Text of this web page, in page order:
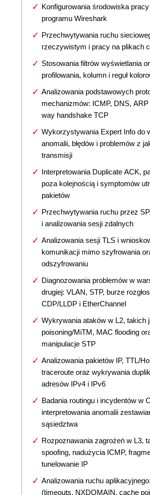
Konfigurowania środowiska
programu Wireshark
Przechwytywania ruchu
rzeczywistym i pracy na plikach
Stosowania filtrów wyświetlania
profilowania, kolumn i reguł
Analizowania podstawowych
mechanizmów: ICMP, DNS,
way handshake TCP
Wykorzystywania Expert Info do
anomalii, błędów i problemów z
transmisji
Interpretowania Duplicate ACK,
poza kolejnością i symptomów
pakietów
Przechwytywania ruchu przez
i analizowania sesji zdalnych
Analizowania sesji TLS i
komunikacji mimo szyfrowania
odszyfrowaniu
Diagnozowania problemów w
drugiej: VLAN, STP, burze
CDP/LLDP i EtherChannel
Wykrywania ataków w L2, takich
poisoning/MiTM, MAC flooding
manipulacje STP
Analizowania pakietów IP, TTL/
traceroute oraz wykrywania
adresów IPv4 i IPv6
Badania routingu i incydentów w
interpretowania anomalii
sąsiedztwa
Rozpoznawania zagrożeń w L3,
spoofing, nadużycia ICMP,
tunelowanie IP
Analizowania ruchu
(timeouts, NXDOMAIN, cache